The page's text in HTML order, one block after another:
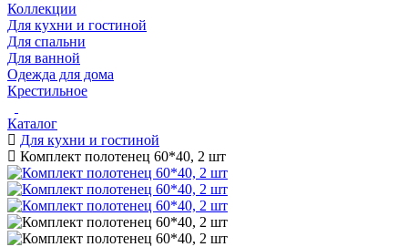
Коллекции
Для кухни и гостиной
Для спальни
Для ванной
Одежда для дома
Крестильное
Каталог
Для кухни и гостиной
Комплект полотенец 60*40, 2 шт